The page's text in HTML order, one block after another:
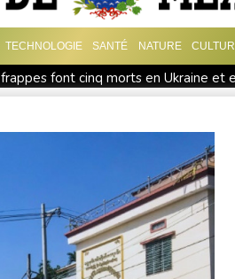
TECHNOLOGIE SANTÉ NATURE
font cinq morts en Ukraine et
Les chrétiens de Cisjordanie
Canicule: à peine redémarrée,
: annulations de vols et évacuations à